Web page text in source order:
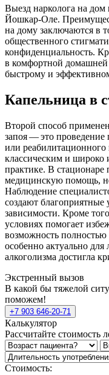
Выезд нарколога на дом
Йошкар-Оле.
на дому заключаются в
общественного
конфиденциальность.
в комфортной домашней
быстрому и
Капельница в
Второй способ
запоя — это проведение
или реабилитационного
классическим и широко
практике. В стационаре
медицинскую помощь,
Наблюдение
создают благоприятные
зависимости. Кроме
условиях помогает
возможность полностью
особенно актуально
алкоголизма достигла
Экстренный вызов
В какой бы тяжелой
поможем!
+7 903 646-20-71
Калькулятор
Рассчитайте стоимость
Стоимость: